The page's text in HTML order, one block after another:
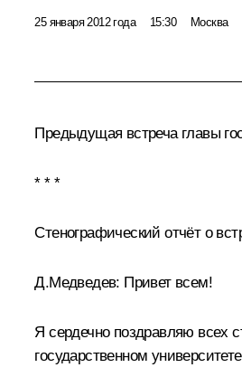
25 января 2012 года 15:30 Москва
Предыдущая встречаглавы
* * *
Стенографический отчёт о
Д.Медведев: Привет всем!
Я сердечно поздравляю всех
государственном